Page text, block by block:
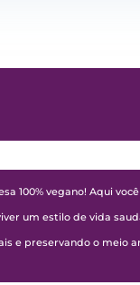
100% vegano! Aqui
um estilo de vida
e preservando o meio